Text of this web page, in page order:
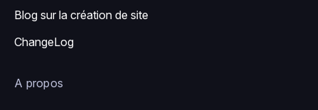
Blog sur la création de site
ChangeLog
A propos